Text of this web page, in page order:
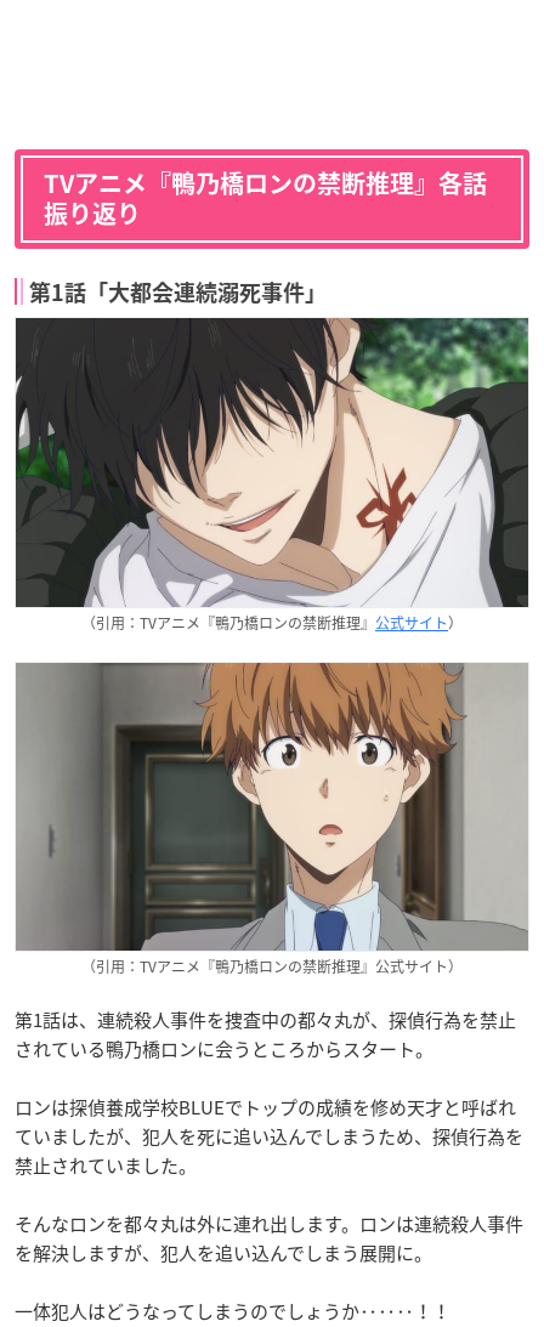
TVアニメ『鴨乃橋ロンの禁断推理』各話
振り返り
第1話「大都会連続溺死事件」
（引用：TVアニメ『鴨乃橋ロンの禁断推理』 公式サイト）
（引用：TVアニメ『鴨乃橋ロンの禁断推理』公式サイト）
第1話は、連続殺人事件を捜査中の都々丸が、探偵行為を禁止
されている鴨乃橋ロンに会うところからスタート。
ロンは探偵養成学校BLUEでトップの成績を修め天才と呼ばれ
ていましたが、犯人を死に追い込んでしまうため、探偵行為を
禁止されていました。
そんなロンを都々丸は外に連れ出します。ロンは連続殺人事件
を解決しますが、犯人を追い込んでしまう展開に。
一体犯人はどうなってしまうのでしょうか‥‥‥！！